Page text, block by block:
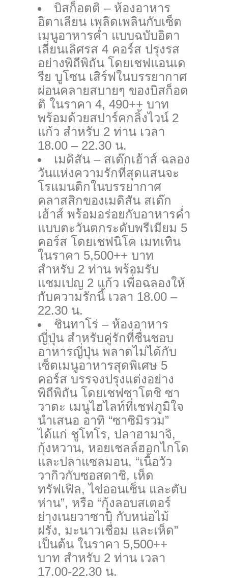
บิสก็อตติ – ห้องอาหาร
อิตาเลียน เพลิดเพลินกับเซ็ต
เมนูอาหารค่ำ แบบฉบับอิตา
เลี่ยนเลิศรส 4 คอร์ส ปรุงรส
อย่างพิถีพิถัน โดยเชฟแอนเด
รีย บูโซน เสิร์ฟในบรรยากาศ
ผ่อนคลายสบายๆ ของบิสก็อต
ติ ในราคา 4, 490++ บาท
พร้อมด้วยสปาร์คกลิ้งไวน์ 2
แก้ว สำหรับ 2 ท่าน เวลา
18.00 – 22.30 น.
เมดิสัน – สเต๊กเฮ้าส์ ฉลอง
วันแห่งความรักที่สุดแสนจะ
โรแมนติกในบรรยากาศ
คลาสสิกของเมดิสัน สเต๊ก
เฮ้าส์ พร้อมอร่อยกับอาหารค่ำ
แบบตะวันตกระดับพรีเมียม 5
คอร์ส โดยเชฟนิโค เมทเทิน
ในราคา 5,500++ บาท
สำหรับ 2 ท่าน พร้อมรับ
แชมเปญ 2 แก้ว เพื่อฉลองให้
กับความรักนี้ เวลา 18.00 –
22.30 น.
ชินทาโร่ – ห้องอาหาร
ญี่ปุ่น สำหรับคู่รักที่ชื่นชอบ
อาหารญี่ปุ่น พลาดไม่ได้กับ
เซ็ตเมนูอาหารสุดพิเศษ 5
คอร์ส บรรจงปรุงแต่งอย่าง
พิถีพิถัน โดยเชฟซาโตชิ ซา
วาดะ เมนูไฮไลท์ที่เชฟภูมิใจ
นำเสนอ อาทิ “ซาซิมิรวม”
ได้แก่ ชูโทโร, ปลาฮามาจิ,
กุ้งหวาน, หอยเชลล์ฮอกไกโด
และปลาแซลมอน, “เนื้อวัว
วากิวกับซอสดาชิ, เห็ด
ทรัฟเฟิล, ไข่ออนเซ็น และตับ
ห่าน”, หรือ “กุ้งลอบสเตอร์
ย่างเนยวาซาบิ กับหน่อไม้
ฝรั่ง, มะนาวเชื่อม และเห็ด”
เป็นต้น ในราคา 5,500++
บาท สำหรับ 2 ท่าน เวลา
17.00-22.30 น.